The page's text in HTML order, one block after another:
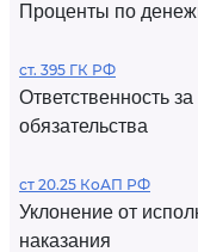
Проценты по
ст. 395 ГК РФ
Ответственность
обязательства
ст 20.25 КоАП РФ
Уклонение от
наказания